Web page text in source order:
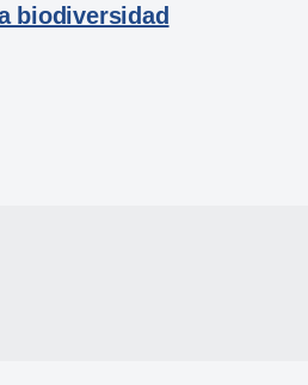
biodiversidad